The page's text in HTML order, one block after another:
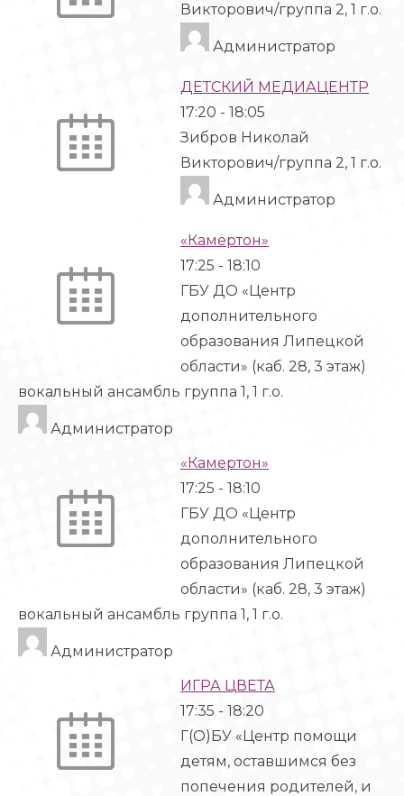
Викторович/группа 2, 1 г.о.
Администратор
ДЕТСКИЙ МЕДИАЦЕНТР
17:20 - 18:05
Зибров Николай
Викторович/группа 2, 1 г.о.
Администратор
«Камертон»
17:25 - 18:10
ГБУ ДО «Центр
дополнительного
образования Липецкой
области» (каб. 28, 3 этаж)
вокальный ансамбль группа 1, 1 г.о.
Администратор
«Камертон»
17:25 - 18:10
ГБУ ДО «Центр
дополнительного
образования Липецкой
области» (каб. 28, 3 этаж)
вокальный ансамбль группа 1, 1 г.о.
Администратор
ИГРА ЦВЕТА
17:35 - 18:20
Г(О)БУ «Центр помощи
детям, оставшимся без
попечения родителей, и